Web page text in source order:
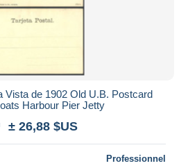
Vista de 1902 Old U.B. Postcard
Harbour Pier Jetty
± 26,88 $US
Professionnel